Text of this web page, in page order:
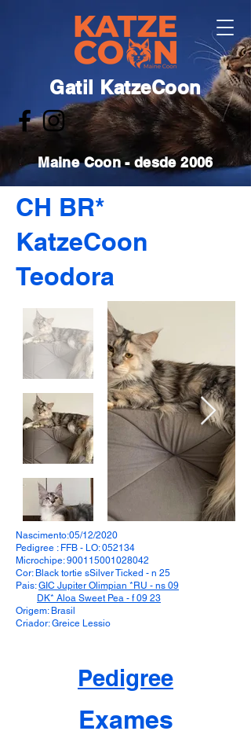
Gatil KatzeCoon
Maine Coon - desde 2006
CH BR*
KatzeCoon
Teodora
Nascimento:05/12/2020
Pedigree : FFB - LO: 052134
Microchipe:900115001028042
Cor: Black tortie sSilver Ticked - n 25
Pais:GIC Jupiter Olimpian *RU - ns 09
DK* Aloa Sweet Pea - f 09 23
Origem: Brasil
Criador: Greice Lessio
Pedigree
Exames